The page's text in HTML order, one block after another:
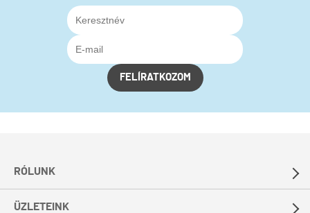
FELÍRATKOZOM
RÓLUNK
ÜZLETEINK